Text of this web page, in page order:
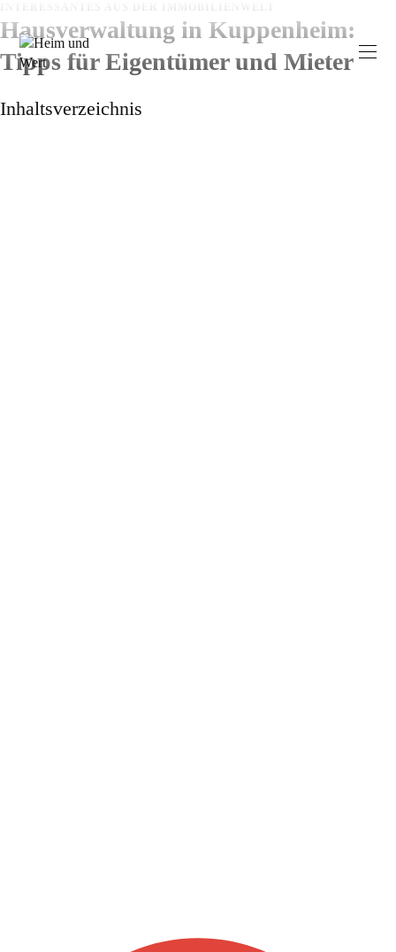
Zum
Inhalt
springen
INTERESSANTES AUS DER IMMOBILIENWELT
Hausverwaltung in Kuppenheim:
Tipps für Eigentümer und Mieter
Inhaltsverzeichnis